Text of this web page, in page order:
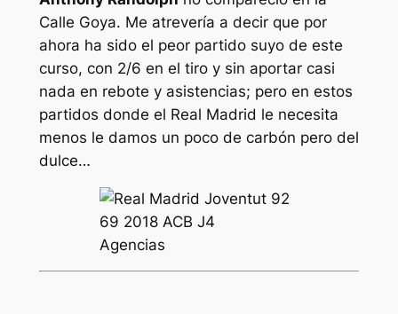
Calle Goya. Me atrevería a decir que por
ahora ha sido el peor partido suyo de este
curso, con 2/6 en el tiro y sin aportar casi
nada en rebote y asistencias; pero en estos
partidos donde el Real Madrid le necesita
menos le damos un poco de carbón pero del
dulce…
Agencias